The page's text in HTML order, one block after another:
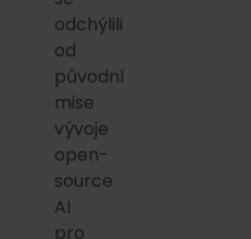
odchýlili
od
původní
mise
vývoje
open-
source
AI
pro